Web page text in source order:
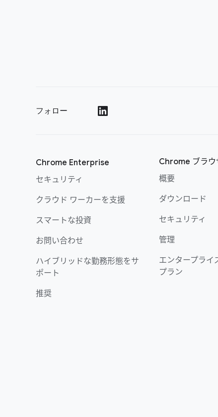
フォロー
Chrome Enterprise
セキュリティ
クラウド ワーカーを支援
スマートな投資
お問い合わせ
ハイブリッドな勤務形態をサ
ポート
推奨
Chrome ブラウ
概要
ダウンロード
セキュリティ
管理
エンタープライ
プラン